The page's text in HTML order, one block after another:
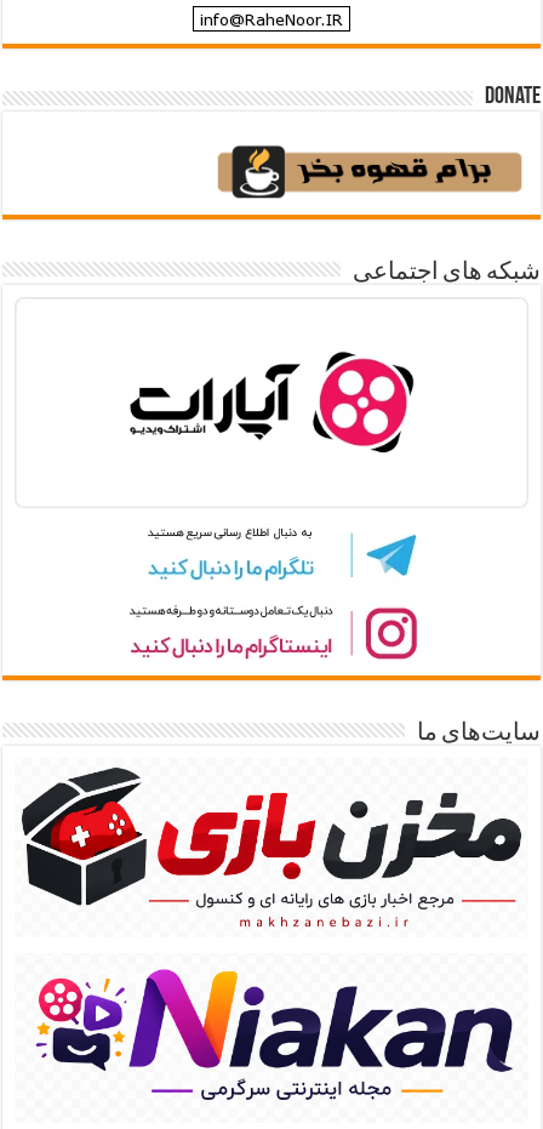
Donate
شبکه های اجتماعی
سایت‌های ما